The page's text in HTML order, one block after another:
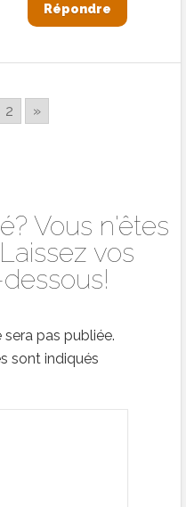
Répondre
2 »
Vous n'êtes
vos
pas publiée.
sont indiqués